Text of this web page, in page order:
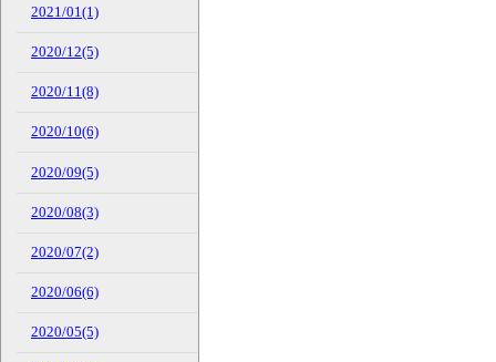
2021/01(1)
2020/12(5)
2020/11(8)
2020/10(6)
2020/09(5)
2020/08(3)
2020/07(2)
2020/06(6)
2020/05(5)